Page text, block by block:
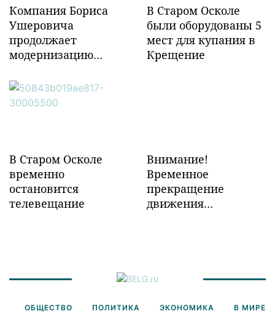
Компания Бориса
Ушеровича
продолжает
модернизацию
инфраструктуры в
Забайкалье
В Старом Осколе
были оборудованы 5
мест для купания в
Крещение
В Старом Осколе
временно
остановится
телевещание
Внимание!
Временное
прекращение
движения
ОБЩЕСТВО ПОЛИТИКА ЭКОНОМИКА В МИРЕ